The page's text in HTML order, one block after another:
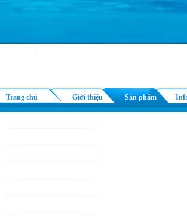
Trang chủ Giới thiệu Sản phẩm